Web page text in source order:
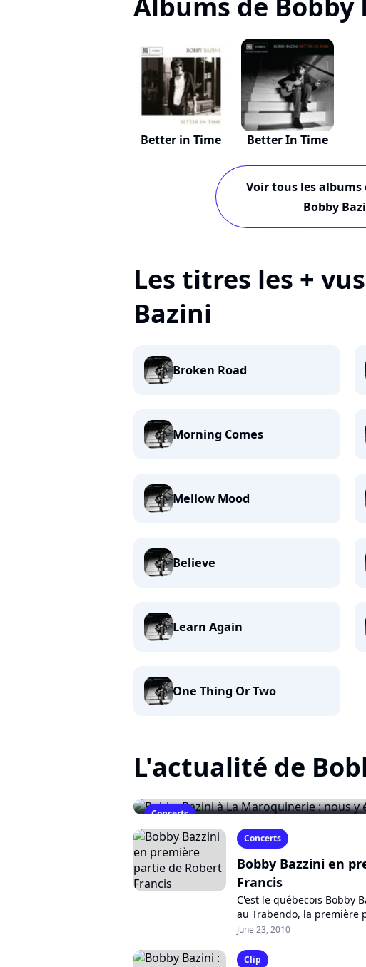
Better in Time Better In Time
Voir tous les albums
Bobby
Les titres les +
Bazini
Broken Road
Morning Comes
Mellow Mood
Believe
Learn Again
One Thing Or Two
L'actualité de
Concerts
Bobby Bazini à La Maroquinerie :
December 28, 2010
Concerts
Bobby Bazzini en
Francis
C'est le québecois Bobby
au Trabendo, la première
Deux découvertes folk,
June 23, 2010
Clip